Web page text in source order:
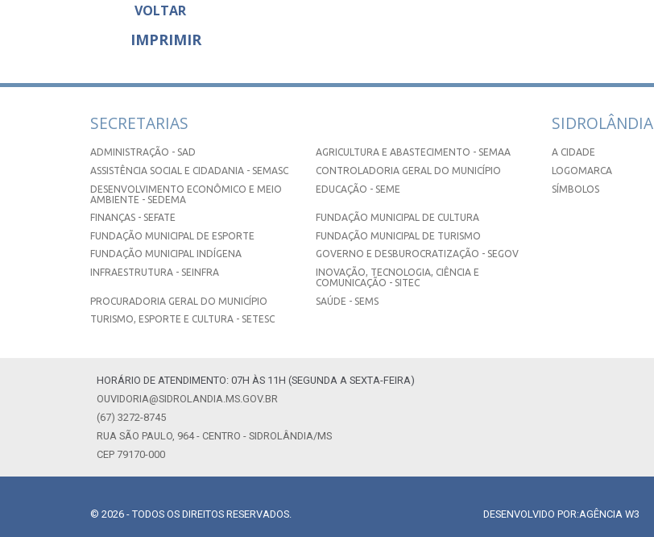
VOLTAR
IMPRIMIR
SECRETARIAS
ADMINISTRAÇÃO - SAD
AGRICULTURA E ABASTECIMENTO - SEMAA
ASSISTÊNCIA SOCIAL E CIDADANIA - SEMASC
CONTROLADORIA GERAL DO MUNICÍPIO
DESENVOLVIMENTO ECONÔMICO E MEIO
AMBIENTE - SEDEMA
EDUCAÇÃO - SEME
FINANÇAS - SEFATE
FUNDAÇÃO MUNICIPAL DE CULTURA
FUNDAÇÃO MUNICIPAL DE ESPORTE
FUNDAÇÃO MUNICIPAL DE TURISMO
FUNDAÇÃO MUNICIPAL INDÍGENA
GOVERNO E DESBUROCRATIZAÇÃO - SEGOV
INFRAESTRUTURA - SEINFRA
INOVAÇÃO, TECNOLOGIA, CIÊNCIA E
COMUNICAÇÃO - SITEC
PROCURADORIA GERAL DO MUNICÍPIO
SAÚDE - SEMS
TURISMO, ESPORTE E CULTURA - SETESC
SIDROLÂNDIA
A CIDADE
LOGOMARCA
SÍMBOLOS
HORÁRIO DE ATENDIMENTO: 07H ÀS 11H (SEGUNDA A SEXTA-FEIRA)
OUVIDORIA@SIDROLANDIA.MS.GOV.BR
(67) 3272-8745
RUA SÃO PAULO, 964 - CENTRO - SIDROLÂNDIA/MS
CEP 79170-000
© 2026 - TODOS OS DIREITOS RESERVADOS. DESENVOLVIDO POR:AGÊNCIA W3